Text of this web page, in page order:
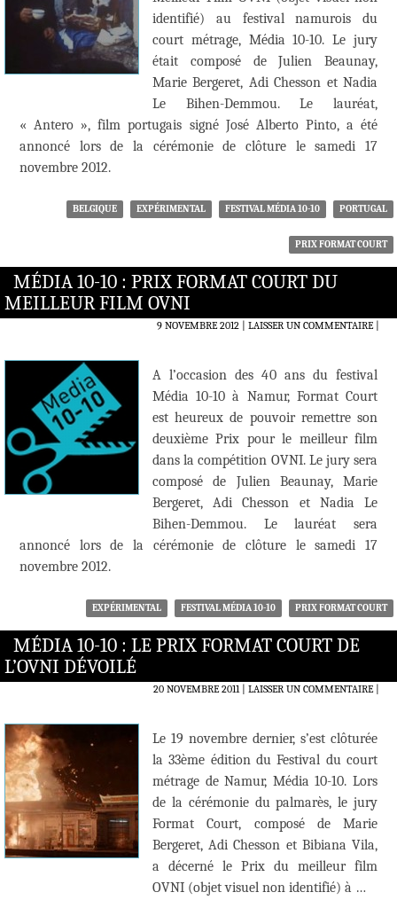
identifié) au festival namurois du
court métrage, Média 10-10. Le jury
était composé de Julien Beaunay,
Marie Bergeret, Adi Chesson et Nadia
Le Bihen-Demmou. Le lauréat,
« Antero », film portugais signé José Alberto Pinto, a été
annoncé lors de la cérémonie de clôture le samedi 17
novembre 2012.
BELGIQUE EXPÉRIMENTAL FESTIVAL MÉDIA 10-10 PORTUGAL
PRIX FORMAT COURT
MÉDIA 10-10 : PRIX FORMAT COURT DU
MEILLEUR FILM OVNI
9 NOVEMBRE 2012 LAISSER UN COMMENTAIRE|
A l’occasion des 40 ans du festival
Média 10-10 à Namur, Format Court
est heureux de pouvoir remettre son
deuxième Prix pour le meilleur film
dans la compétition OVNI. Le jury sera
composé de Julien Beaunay, Marie
Bergeret, Adi Chesson et Nadia Le
Bihen-Demmou. Le lauréat sera
annoncé lors de la cérémonie de clôture le samedi 17
novembre 2012.
EXPÉRIMENTAL FESTIVAL MÉDIA 10-10 PRIX FORMAT COURT
MÉDIA 10-10 : LE PRIX FORMAT COURT DE
L’OVNI DÉVOILÉ
20 NOVEMBRE 2011 LAISSER UN COMMENTAIRE|
Le 19 novembre dernier, s’est clôturée
la 33ème édition du Festival du court
métrage de Namur, Média 10-10. Lors
de la cérémonie du palmarès, le jury
Format Court, composé de Marie
Bergeret, Adi Chesson et Bibiana Vila,
a décerné le Prix du meilleur film
OVNI (objet visuel non identifié) à …